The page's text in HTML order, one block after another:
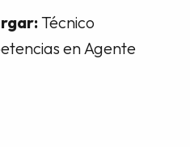
Técnico
en Agente